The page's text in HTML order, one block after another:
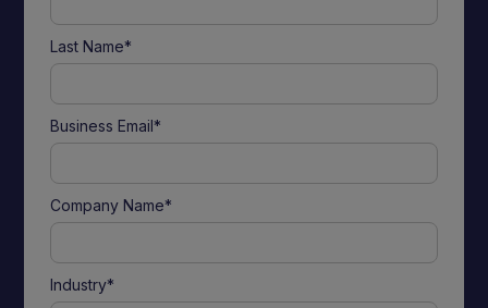
Last Name*
Business Email*
Company Name*
Industry*